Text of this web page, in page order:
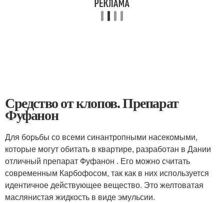
Средство от клопов. Препарат
Фуфанон
Для борьбы со всеми синантропными насекомыми,
которые могут обитать в квартире, разработан в Дании
отличный препарат Фуфанон . Его можно считать
современным Карбофосом, так как в них используется
идентичное действующее вещество. Это желтоватая
маслянистая жидкость в виде эмульсии.